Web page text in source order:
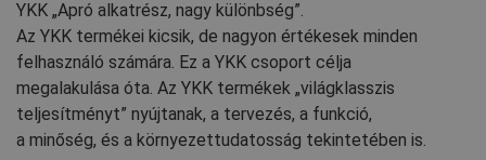
YKK „Apró alkatrész, nagy különbség”.
Az YKK termékei kicsik, de nagyon értékesek minden
felhasználó számára. Ez a YKK csoport célja
megalakulása óta. Az YKK termékek „világklasszis
teljesítményt” nyújtanak, a tervezés, a funkció,
a minőség, és a környezettudatosság tekintetében is.